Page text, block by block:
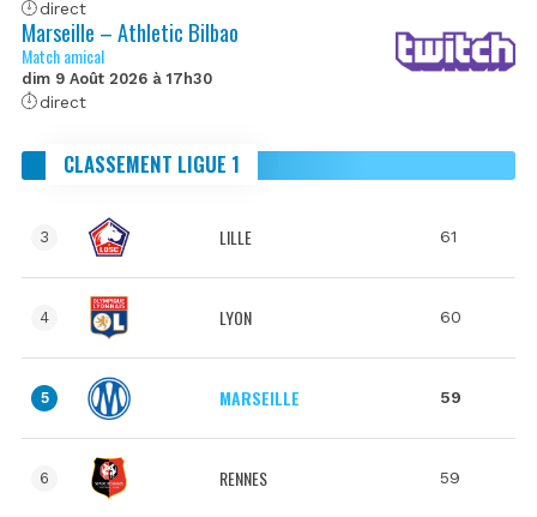
direct
Marseille – Athletic Bilbao
Match amical
dim 9 Août 2026 à 17h30
direct
CLASSEMENT LIGUE 1
3 LILLE 61
4 LYON 60
5 MARSEILLE 59
6 RENNES 59